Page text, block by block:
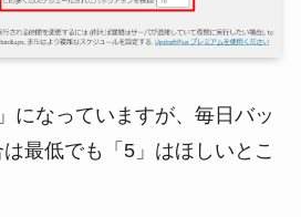
になっていますが、毎日バッ
最低でも「5」はほしいとこ